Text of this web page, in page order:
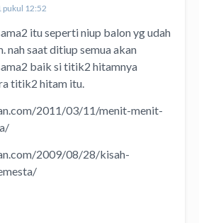
12:52
itu seperti niup balon yg udah
nah saat ditiup semua akan
baik si titik2 hitamnya
titik2 hitam itu.
2011/03/11/menit-menit-
2009/08/28/kisah-